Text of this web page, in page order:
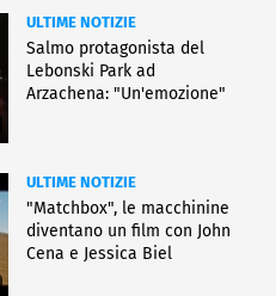
ULTIME NOTIZIE
Salmo protagonista del
Lebonski Park ad
Arzachena: "Un'emozione"
ULTIME NOTIZIE
"Matchbox", le macchinine
diventano un film con John
Cena e Jessica Biel